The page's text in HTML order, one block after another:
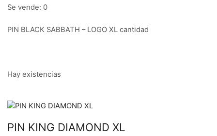
Se vende: 0
PIN BLACK SABBATH – LOGO XL cantidad
Hay existencias
PIN KING DIAMOND XL